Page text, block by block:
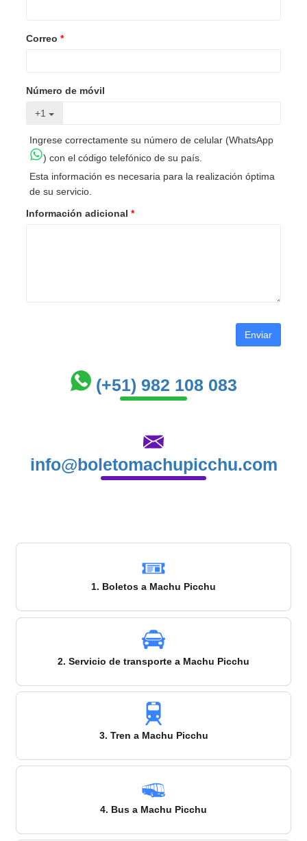
Correo *
Número de móvil
+1
Ingrese correctamente su número de celular (WhatsApp
) con el código telefónico de su país.
Esta información es necesaria para la realización óptima
de su servicio.
Información adicional *
Enviar
(+51) 982 108 083
info@boletomachupicchu.com
1. Boletos a Machu Picchu
2. Servicio de transporte a Machu Picchu
3. Tren a Machu Picchu
4. Bus a Machu Picchu